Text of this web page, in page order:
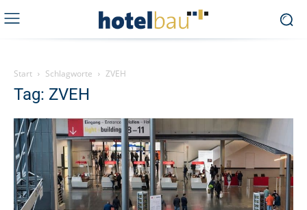
Start Schlagworte ZVEH
Tag: ZVEH